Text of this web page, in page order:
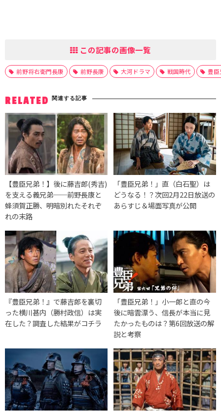
この記事の画像一覧
前野将右衛門長康 前野長康 大河ドラマ 戦国時代 豊臣
RELATED 関連する記事
【豊臣兄弟！】後に藤吉郎(秀吉)
を支える義兄弟──前野長康と
蜂須賀正勝、明暗別れたそれぞ
れの末路
「豊臣兄弟！」直（白石聖）は
どうなる！？次回2月22日放送の
あらすじ＆場面写真が公開
『豊臣兄弟！』で藤吉郎を裏切
った横川甚内（勝村政信）は実
在した？調査した結果がコチラ
「豊臣兄弟！」小一郎と直の今
後に暗雲漂う、信長が本当に見
たかったものは？第6回放送の解
説と考察